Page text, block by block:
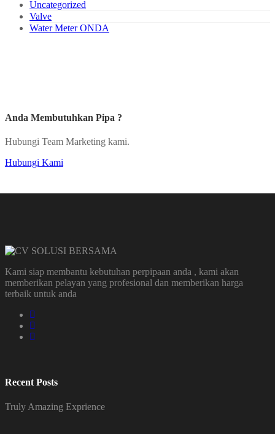
Uncategorized
Valve
Water Meter ONDA
Anda Membutuhkan Pipa ?
Hubungi Team Marketing kami.
Hubungi Kami
Kami siap membantu kebutuhan perpipaan anda , kami akan
memberikan pelayan yang profesional dan memberikan harga
terbaik untuk anda
Recent Posts
Truly Amazing Exprience